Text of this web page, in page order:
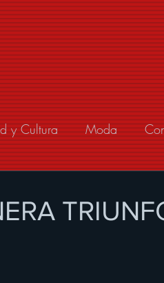
y Cultura Moda